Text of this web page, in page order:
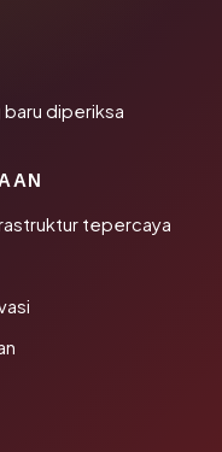
baru diperiksa
tepercaya